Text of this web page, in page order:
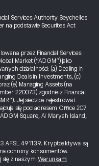
Services Authority Seychelles
na podstawie Securities Act
przez Financial Services
Market (“ADGM”) jako
działalności: (a) Dealing in
Deals in Investments, (c)
(e) Managing Assets (na
220073) zgodnie z Financial
Jej siedziba rejestrowa i
się pod adresem Office 207
Square, Al Maryah Island,
AFSL 491139. Kryptoaktywa są
ochrony konsumentów.
się z naszymi Warunkami